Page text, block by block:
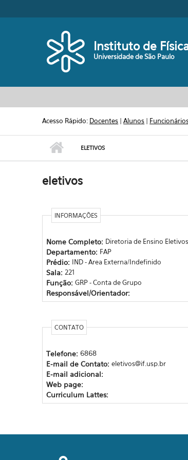
Instituto de
Universidade de São Paulo
Acesso Rápido: Docentes |Alunos |
ELETIVOS
eletivos
INFORMAÇÕES
Nome Completo: Diretoria de Ensino Eletivos
Departamento: FAP
Prédio: IND - Area Externa/Indefinido
Sala: 221
Função: GRP - Conta de Grupo
Responsável/Orientador:
CONTATO
Telefone: 6868
E-mail de Contato: eletivos@if.usp.br
E-mail adicional:
Web page:
Curriculum Lattes: